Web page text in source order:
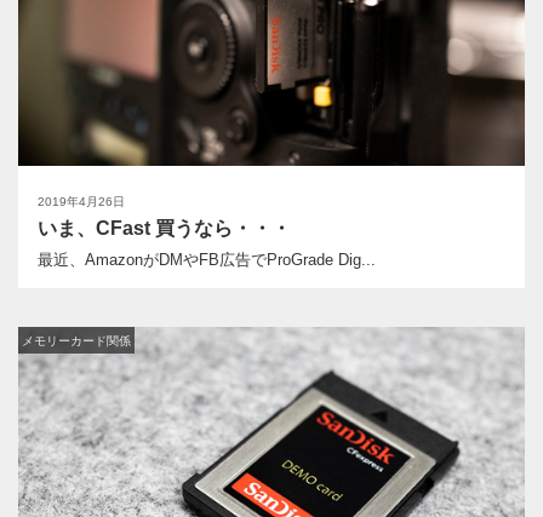
2019年4月26日
いま、CFast 買うなら・・・
最近、AmazonがDMやFB広告でProGrade Dig...
メモリーカード関係